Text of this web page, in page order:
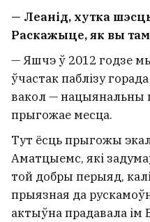
— Леанід, хутка
Раскажыце, як вы
— Яшчэ ў 2012 годзе
ўчастак паблізу
вакол — нацыянальны
прыгожае месца.
Тут ёсць прыгожы
Аматцыемс, які
той добры перыяд,
прыязная да
актыўна прадавала